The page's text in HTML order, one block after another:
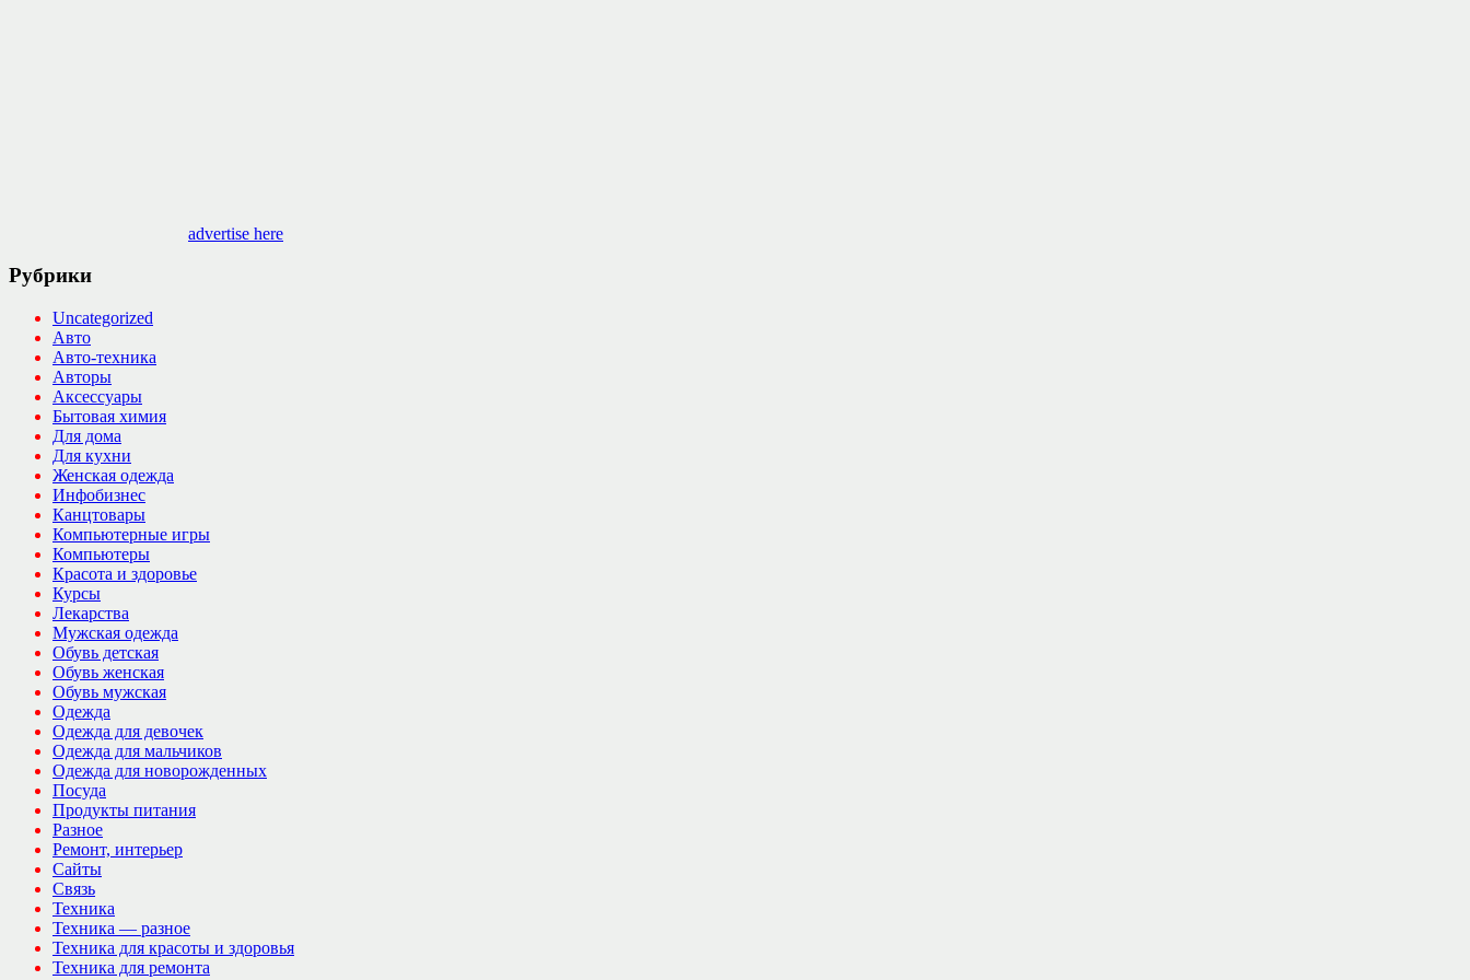
advertise here
Рубрики
Uncategorized
Авто
Авто-техника
Авторы
Аксессуары
Бытовая химия
Для дома
Для кухни
Женская одежда
Инфобизнес
Канцтовары
Компьютерные игры
Компьютеры
Красота и здоровье
Курсы
Лекарства
Мужская одежда
Обувь детская
Обувь женская
Обувь мужская
Одежда
Одежда для девочек
Одежда для мальчиков
Одежда для новорожденных
Посуда
Продукты питания
Разное
Ремонт, интерьер
Сайты
Связь
Техника
Техника — разное
Техника для красоты и здоровья
Техника для ремонта